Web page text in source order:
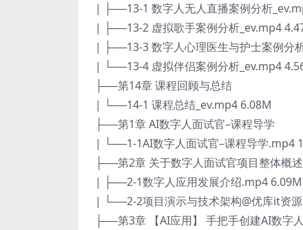
| ├──13-1 数字人无人直播案例分析
| ├──13-2 虚拟歌手案例分析_ev.mp4
| ├──13-3 数字人心理医生与护士案例分
| └──13-4 虚拟伴侣案例分析_ev.mp4
├──第14章 课程回顾与总结
| └──14-1 课程总结_ev.mp4 6.08M
├──第1章 AI数字人面试官–课程导学
| └──1-1AI数字人面试官–课程导学.mp4
├──第2章 关于数字人面试官项目整体概述
| ├──2-1数字人应用发展介绍.mp4 6.09M
| └──2-2项目演示与技术架构@优库it资
├──第3章 【AI应用】 手把手创建AI数字人